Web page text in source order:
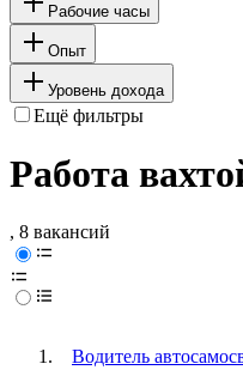
Рабочие часы
Опыт
Уровень дохода
Ещё фильтры
Работа
, 8 вакансий
Водитель